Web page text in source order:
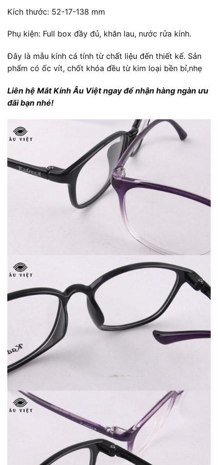
Kích thước: 52-17-138 mm
Phụ kiện: Full box đầy đủ, khăn lau, nước rửa kính.
Đây là mẫu kính cá tính từ chất liệu đến thiết kế. Sản
phẩm có ốc vít, chốt khóa đều từ kim loại bền bỉ,nhẹ
Liên hệ Mắt Kính Âu Việt ngay để nhận hàng ngàn ưu
đãi bạn nhé!